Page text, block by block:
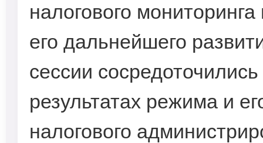
налогового
его дальнейшего
сессии
результатах режима и
налогового